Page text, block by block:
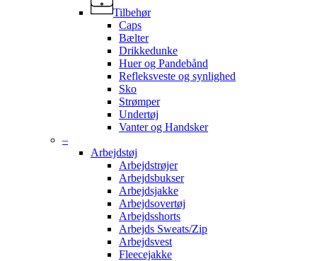
Tilbehør
Caps
Bælter
Drikkedunke
Huer og Pandebånd
Refleksveste og synlighed
Sko
Strømper
Undertøj
Vanter og Handsker
–
Arbejdstøj
Arbejdstrøjer
Arbejdsbukser
Arbejdsjakke
Arbejdsovertøj
Arbejdsshorts
Arbejds Sweats/Zip
Arbejdsvest
Fleecejakke